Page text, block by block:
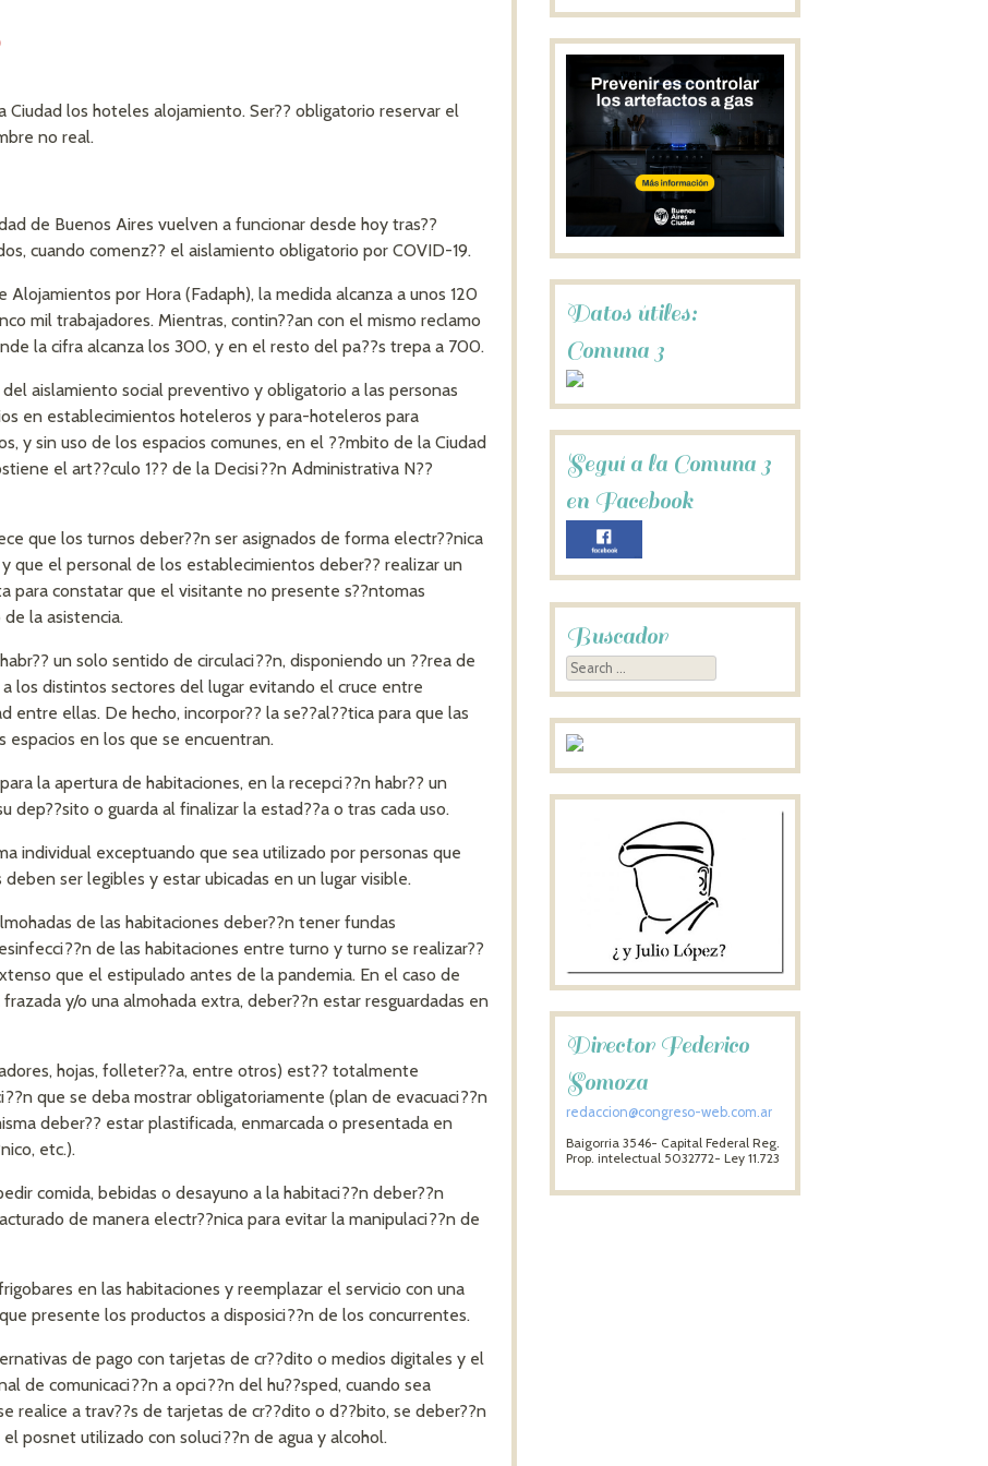
los hoteles alojamiento. Ser?? obligatorio reservar el
no real.
de Buenos Aires vuelven a funcionar desde hoy tras??
cuando comenz?? el aislamiento obligatorio por COVID-19.
Alojamientos por Hora (Fadaph), la medida alcanza a unos 120
mil trabajadores. Mientras, contin??an con el mismo reclamo
la cifra alcanza los 300, y en el resto del pa??s trepa a 700.
aislamiento social preventivo y obligatorio a las personas
en establecimientos hoteleros y para-hoteleros para
y sin uso de los espacios comunes, en el ??mbito de la Ciudad
el art??culo 1?? de la Decisi??n Administrativa N??
que los turnos deber??n ser asignados de forma electr??nica
que el personal de los establecimientos deber?? realizar un
para constatar que el visitante no presente s??ntomas
la asistencia.
un solo sentido de circulaci??n, disponiendo un ??rea de
los distintos sectores del lugar evitando el cruce entre
entre ellas. De hecho, incorpor?? la se??al??tica para que las
en los que se encuentran.
la apertura de habitaciones, en la recepci??n habr?? un
dep??sito o guarda al finalizar la estad??a o tras cada uso.
individual exceptuando que sea utilizado por personas que
deben ser legibles y estar ubicadas en un lugar visible.
de las habitaciones deber??n tener fundas
de las habitaciones entre turno y turno se realizar??
que el estipulado antes de la pandemia. En el caso de
y/o una almohada extra, deber??n estar resguardadas en
hojas, folleter??a, entre otros) est?? totalmente
que se deba mostrar obligatoriamente (plan de evacuaci??n
deber?? estar plastificada, enmarcada o presentada en
etc.).
comida, bebidas o desayuno a la habitaci??n deber??n
de manera electr??nica para evitar la manipulaci??n de
en las habitaciones y reemplazar el servicio con una
presente los productos a disposici??n de los concurrentes.
de pago con tarjetas de cr??dito o medios digitales y el
de comunicaci??n a opci??n del hu??sped, cuando sea
realice a trav??s de tarjetas de cr??dito o d??bito, se deber??n
posnet utilizado con soluci??n de agua y alcohol.
Datos útiles:
Comuna 3
Seguí a la Comuna 3
en Facebook
Buscador
Search
Director Federico
Somoza
redaccion@congreso-web.com.ar
Baigorria 3546- Capital Federal Reg.
Prop. intelectual 5032772- Ley 11.723